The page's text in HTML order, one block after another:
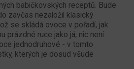
babičkovských receptů. Bude
zavčas nezaložil klasický
se skládá ovoce v pořadí, jak
prázdné ruce jako já, nic není
jednodruhové - v tomto
kterých je dosud všude